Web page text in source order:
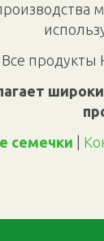
Все продукты
семечки